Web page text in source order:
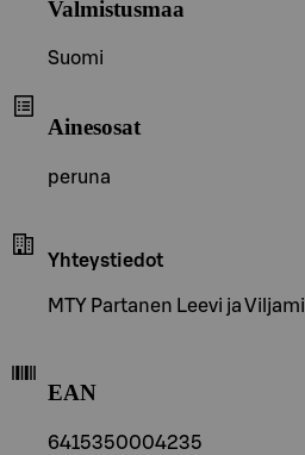
Valmistusmaa
Suomi
Ainesosat
peruna
Yhteystiedot
MTY Partanen Leevi ja Viljami
EAN
6415350004235